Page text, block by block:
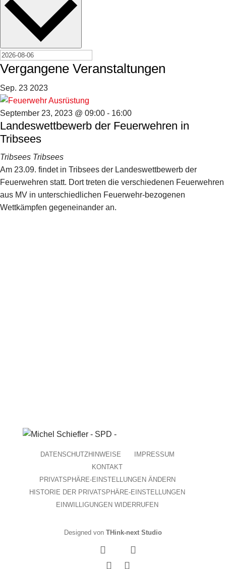
Vergangene Veranstaltungen
Sep. 23 2023
September 23, 2023 @ 09:00 - 16:00
Landeswettbewerb der Feuerwehren in
Tribsees
Tribsees Tribsees
Am 23.09. findet in Tribsees der Landeswettbewerb der
Feuerwehren statt. Dort treten die verschiedenen Feuerwehren
aus MV in unterschiedlichen Feuerwehr-bezogenen
Wettkämpfen gegeneinander an.
DATENSCHUTZHINWEISE
IMPRESSUM
KONTAKT
PRIVATSPHÄRE-EINSTELLUNGEN ÄNDERN
HISTORIE DER PRIVATSPHÄRE-EINSTELLUNGEN
EINWILLIGUNGEN WIDERRUFEN
Designed von THink-next Studio